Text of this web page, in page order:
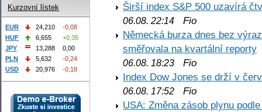
Širší index S&P 500 uzavírá
06.08. 22:14 Fio
Německá burza dnes bez
směřovala na kvartální reporty
06.08. 18:23 Fio
Index Dow Jones se drží v
06.08. 17:52 Fio
USA: Změna zásob plynu
Kurzovní lístek
EUR 24,210
-0,08
HUF
6,655
+0,35
JPY
13,288
0,00
PLN
5,632
-0,24
USD
20,976 -0,18